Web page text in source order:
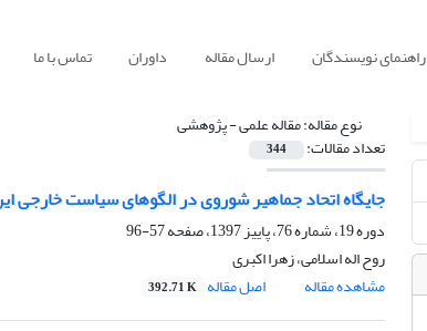
راهنمای نویسندگان ارسال مقاله داوران تماس با ما
نوع مقاله:مقاله علمی - پژوهشی
تعداد مقالات: 344
جایگاه اتحاد جماهیر شوروی در الگوهای سیاست خارجی ایران
دوره 19، شماره 76، پاییز 1397، صفحه
57-96
روح اله اسلامی، زهرا اکبری
مشاهده مقاله
اصل مقاله 392.71 K